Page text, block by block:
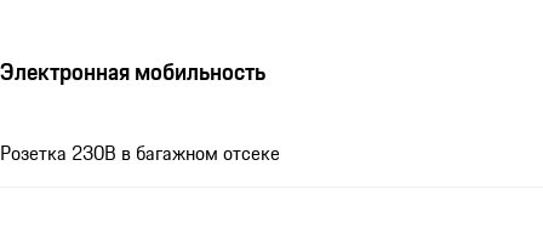
Электронная мобильность
Розетка 230В в багажном отсеке